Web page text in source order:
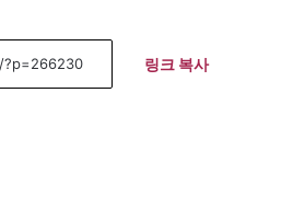
링크 복사